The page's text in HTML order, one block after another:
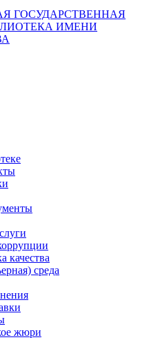
ГОСУДАРСТВЕННАЯ
ИМЕНИ
качества
среда
жюри